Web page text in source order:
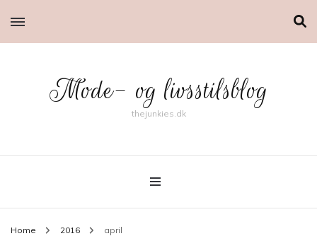
Mode- og livsstilsblog
thejunkies.dk
Home 2016 april